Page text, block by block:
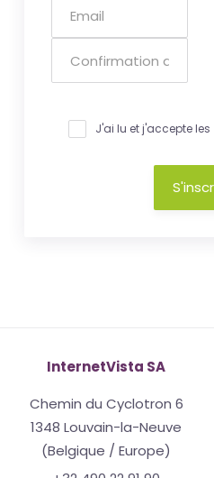
J'ai lu et j'accepte les
InternetVista SA
Chemin du Cyclotron 6
1348 Louvain-la-Neuve
(Belgique / Europe)